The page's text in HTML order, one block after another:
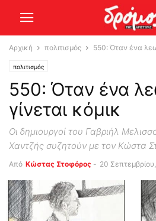
Αρχική πολιτισμός 550: Όταν ένα
πολιτισμός
550: Όταν ένα
γίνεται κόμικ
Οι δημιουργοί του Γαβριήλ
Χαντζής συζητούν με τον Κώστα
Από Κώστας Στοφόρος - 20